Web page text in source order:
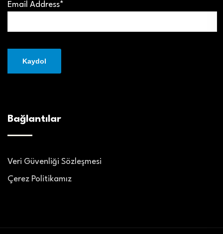
Email Address*
Bağlantılar
Veri Güvenliği Sözleşmesi
Çerez Politikamız